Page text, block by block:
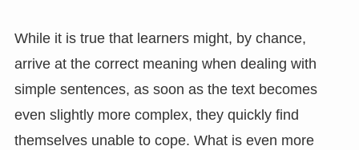
While it is true that learners might, by chance,
arrive at the correct meaning when dealing with
simple sentences, as soon as the text becomes
even slightly more complex, they quickly find
themselves unable to cope. What is even more